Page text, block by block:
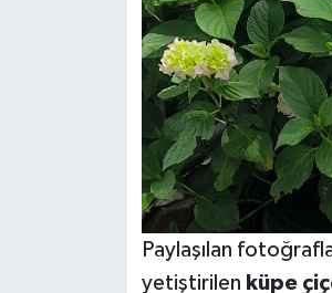
Paylaşılan
yetiştirilen küpe